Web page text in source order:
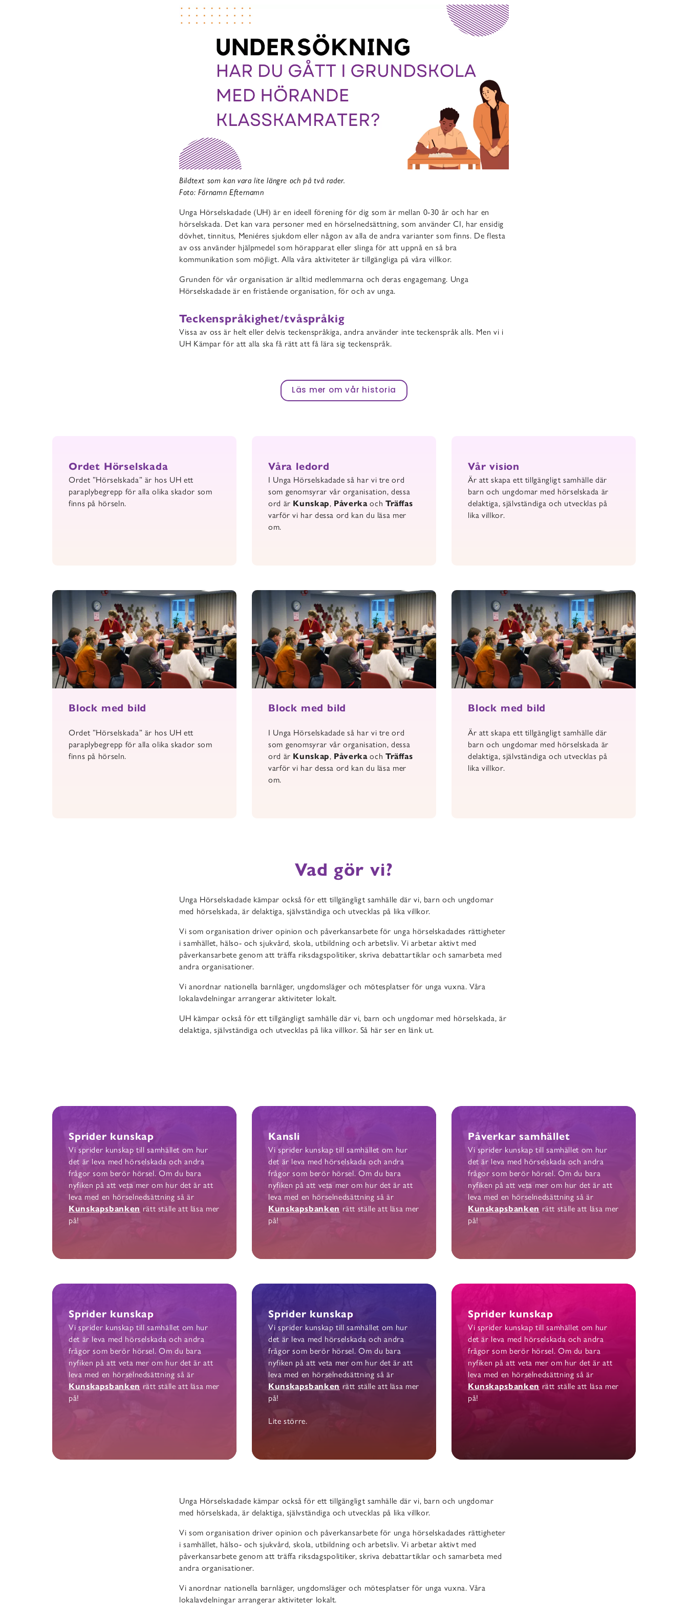
Bildtext som kan vara lite längre och på två rader.
Foto: Förnamn Efternamn
Unga Hörselskadade (UH) är en ideell förening för dig som är mellan 0-30 år och har en
hörselskada. Det kan vara personer med en hörselnedsättning, som använder CI, har ensidig
dövhet, tinnitus, Meniéres sjukdom eller någon av alla de andra varianter som finns. De flesta
av oss använder hjälpmedel som hörapparat eller slinga för att uppnå en så bra
kommunikation som möjligt. Alla våra aktiviteter är tillgängliga på våra villkor.
Grunden för vår organisation är alltid medlemmarna och deras engagemang. Unga
Hörselskadade är en fristående organisation, för och av unga.
Teckenspråkighet/tvåspråkig
Vissa av oss är helt eller delvis teckenspråkiga, andra använder inte teckenspråk alls. Men vi i
UH Kämpar för att alla ska få rätt att få lära sig teckenspråk.
Läs mer om vår historia
Ordet Hörselskada
Ordet ”Hörselskada” är hos UH ett
paraplybegrepp för alla olika skador som
finns på hörseln.
Våra ledord
I Unga Hörselskadade så har vi tre ord
som genomsyrar vår organisation, dessa
ord är Kunskap, Påverkaoch Träffas
varför vi har dessa ord kan du läsa mer
om.
Vår vision
Är att skapa ett tillgängligt samhälle där
barn och ungdomar med hörselskada är
delaktiga, självständiga och utvecklas på
lika villkor.
Block med bild
Ordet ”Hörselskada” är hos UH ett
paraplybegrepp för alla olika skador som
finns på hörseln.
Block med bild
I Unga Hörselskadade så har vi tre ord
som genomsyrar vår organisation, dessa
ord är Kunskap, Påverkaoch Träffas
varför vi har dessa ord kan du läsa mer
om.
Block med bild
Är att skapa ett tillgängligt samhälle där
barn och ungdomar med hörselskada är
delaktiga, självständiga och utvecklas på
lika villkor.
Vad gör vi?
Unga Hörselskadade kämpar också för ett tillgängligt samhälle där vi, barn och ungdomar
med hörselskada, är delaktiga, självständiga och utvecklas på lika villkor.
Vi som organisation driver opinion och påverkansarbete för unga hörselskadades rättigheter
i samhället, hälso- och sjukvård, skola, utbildning och arbetsliv. Vi arbetar aktivt med
påverkansarbete genom att träffa riksdagspolitiker, skriva debattartiklar och samarbeta med
andra organisationer.
Vi anordnar nationella barnläger, ungdomsläger och mötesplatser för unga vuxna. Våra
lokalavdelningar arrangerar aktiviteter lokalt.
UH kämpar också för ett tillgängligt samhälle där vi, barn och ungdomar med hörselskada, är
delaktiga, självständiga och utvecklas på lika villkor. Så här ser en länk ut.
Sprider kunskap
Vi sprider kunskap till samhället om hur
det är leva med hörselskada och andra
frågor som berör hörsel. Om du bara
nyfiken på att veta mer om hur det är att
leva med en hörselnedsättning så är
Kunskapsbanken rätt ställe att läsa mer
på!
Kansli
Vi sprider kunskap till samhället om hur
det är leva med hörselskada och andra
frågor som berör hörsel. Om du bara
nyfiken på att veta mer om hur det är att
leva med en hörselnedsättning så är
Kunskapsbanken rätt ställe att läsa mer
på!
Påverkar samhället
Vi sprider kunskap till samhället om hur
det är leva med hörselskada och andra
frågor som berör hörsel. Om du bara
nyfiken på att veta mer om hur det är att
leva med en hörselnedsättning så är
Kunskapsbanken rätt ställe att läsa mer
på!
Sprider kunskap
Vi sprider kunskap till samhället om hur
det är leva med hörselskada och andra
frågor som berör hörsel. Om du bara
nyfiken på att veta mer om hur det är att
leva med en hörselnedsättning så är
Kunskapsbanken rätt ställe att läsa mer
på!
Sprider kunskap
Vi sprider kunskap till samhället om hur
det är leva med hörselskada och andra
frågor som berör hörsel. Om du bara
nyfiken på att veta mer om hur det är att
leva med en hörselnedsättning så är
Kunskapsbanken rätt ställe att läsa mer
på!
Lite större.
Sprider kunskap
Vi sprider kunskap till samhället om hur
det är leva med hörselskada och andra
frågor som berör hörsel. Om du bara
nyfiken på att veta mer om hur det är att
leva med en hörselnedsättning så är
Kunskapsbanken rätt ställe att läsa mer
på!
Unga Hörselskadade kämpar också för ett tillgängligt samhälle där vi, barn och ungdomar
med hörselskada, är delaktiga, självständiga och utvecklas på lika villkor.
Vi som organisation driver opinion och påverkansarbete för unga hörselskadades rättigheter
i samhället, hälso- och sjukvård, skola, utbildning och arbetsliv. Vi arbetar aktivt med
påverkansarbete genom att träffa riksdagspolitiker, skriva debattartiklar och samarbeta med
andra organisationer.
Vi anordnar nationella barnläger, ungdomsläger och mötesplatser för unga vuxna. Våra
lokalavdelningar arrangerar aktiviteter lokalt.